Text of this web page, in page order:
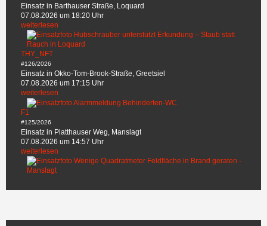
Einsatz in Barthauser Straße, Loquard
07.08.2026 um 18:20 Uhr
weiterlesen
THY_NFT
#126/2026
Einsatz in Okko-Tom-Brook-Straße, Greetsiel
07.08.2026 um 17:15 Uhr
weiterlesen
F1
#125/2026
Einsatz in Platthauser Weg, Manslagt
07.08.2026 um 14:57 Uhr
weiterlesen